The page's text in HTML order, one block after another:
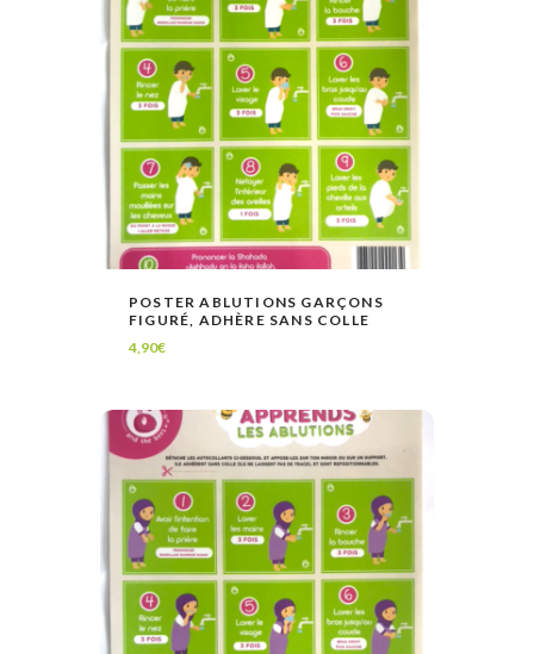
VOIR
LIRE LA SUITE
POSTER ABLUTIONS GARÇONS
FIGURÉ, ADHÈRE SANS COLLE
4,90€